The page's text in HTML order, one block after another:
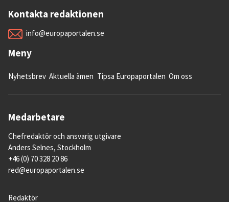
Kontakta redaktionen
info@europaportalen.se
Meny
Nyhetsbrev Aktuella ämen Tipsa Europaportalen Om oss
Medarbetare
Chefredaktör och ansvarig utgivare
Anders Selnes, Stockholm
+46 (0) 70 328 20 86
red@europaportalen.se
Redaktör